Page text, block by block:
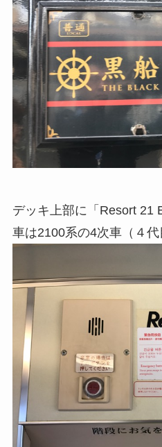
デッキ上部に「Resort 21
車は2100系の4次車（４代